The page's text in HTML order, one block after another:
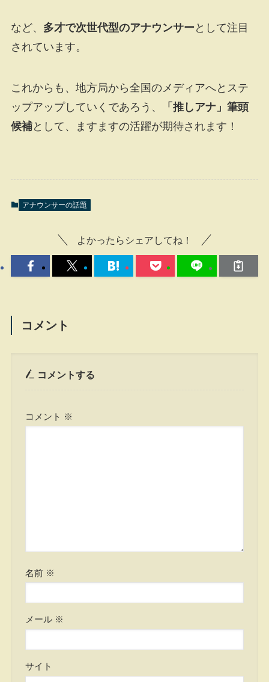
など、 多才で次世代型のアナウンサー として注目
されています。
これからも、地方局から全国のメディアへとステ
ップアップしていくであろう、
「推しアナ」筆頭
候補として、ますますの活躍が期待されます！
アナウンサーの話題
よかったらシェアしてね！
コメント
コメントする
コメント ※
名前 ※
メール ※
サイト